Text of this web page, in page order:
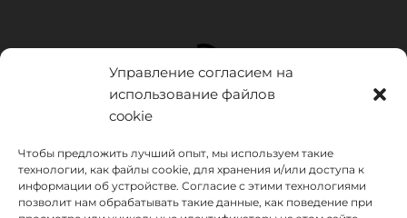
Управление согласием на
использование файлов
cookie
Чтобы предложить лучший опыт, мы используем такие
технологии, как файлы cookie, для хранения и/или доступа к
информации об устройстве. Согласие с этими технологиями
позволит нам обрабатывать такие данные, как поведение при